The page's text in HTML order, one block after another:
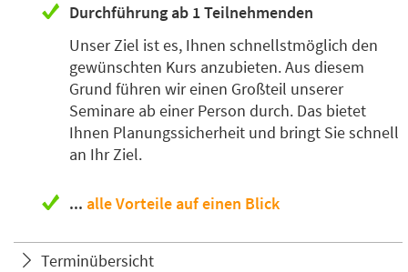
Durchführung ab 1 Teilnehmenden
Unser Ziel ist es, Ihnen schnellstmöglich den
gewünschten Kurs anzubieten. Aus diesem
Grund führen wir einen Großteil unserer
Seminare ab einer Person durch. Das bietet
Ihnen Planungssicherheit und bringt Sie schnell
an Ihr Ziel.
... alle Vorteile auf einen Blick
Terminübersicht